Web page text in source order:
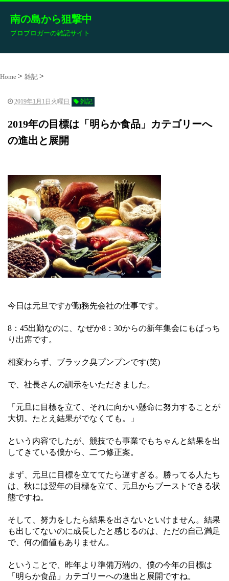
南の島から狙撃中
プロブロガーの雑記サイト
Home 雑記
2019年1月1日火曜日 雑記
2019年の目標は「明らか食品」カテゴリーへ
の進出と展開
今日は元旦ですが勤務先会社の仕事です。
8：45出勤なのに、なぜか8：30からの新年集会にもばっち
り出席です。
相変わらず、ブラック臭プンプンです(笑)
で、社長さんの訓示をいただきました。
「元旦に目標を立て、それに向かい懸命に努力することが
大切。たとえ結果がでなくても。」
という内容でしたが、競技でも事業でもちゃんと結果を出
してきている僕から、二つ修正案。
まず、元旦に目標を立ててたら遅すぎる。勝ってる人たち
は、秋には翌年の目標を立て、元旦からブーストできる状
態ですね。
そして、努力をしたら結果を出さないといけません。結果
も出してないのに成長したと感じるのは、ただの自己満足
で、何の価値もありません。
ということで、昨年より準備万端の、僕の今年の目標は
「明らか食品」カテゴリーへの進出と展開ですね。